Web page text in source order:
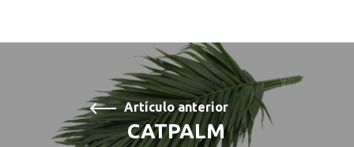
Artículo anterior
CATPALM